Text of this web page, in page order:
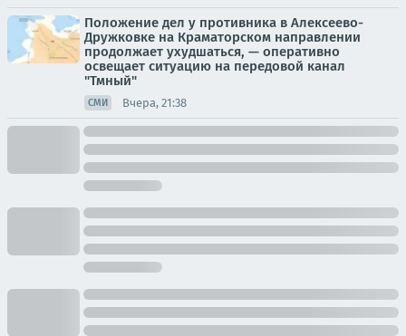
Положение дел у противника в Алексеево-
Дружковке на Краматорском направлении
продолжает ухудшаться, — оперативно
освещает ситуацию на передовой канал
"Тмный"
СМИ Вчера, 21:38